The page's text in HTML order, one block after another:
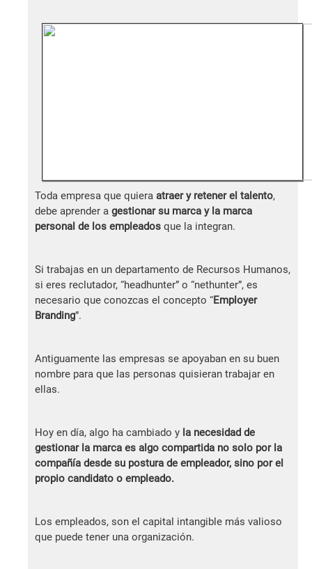
Toda empresa que quiera atraer y retener el talento,
debe aprender a gestionar su marca y la marca
personal de los empleados que la integran.
Si trabajas en un departamento de Recursos Humanos,
si eres reclutador, “headhunter” o “nethunter”, es
necesario que conozcas el concepto “Employer
Branding”.
Antiguamente las empresas se apoyaban en su buen
nombre para que las personas quisieran trabajar en
ellas.
Hoy en día, algo ha cambiado y la necesidad de
gestionar la marca es algo compartida no solo por la
compañía desde su postura de empleador, sino por el
propio candidato o empleado.
Los empleados, son el capital intangible más valioso
que puede tener una organización.